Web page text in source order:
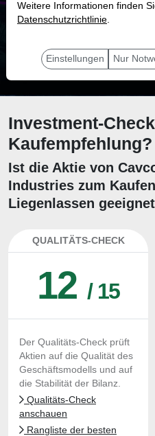
mit dieser Aktie
Investment-
Kaufempfehlung?
Ist die Aktie von
Industries zum
Liegenlassen
QUALITÄTS-CHECK
12 / 15
Der Qualitäts-Check prüft
Aktien auf die Qualität des
Geschäftsmodells und auf
die Stabilität der Bilanz.
Qualitäts-Check
anschauen
Rangliste der besten
Weitere Informationen finden
Datenschutzrichtlinie.
Einstellungen Nur